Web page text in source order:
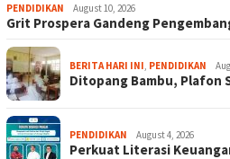
PENDIDIKAN August 10, 2026
Grit Prospera Gandeng
BERITA HARI INI, PENDIDIKAN
Ditopang Bambu, Plafon
PENDIDIKAN August 4, 2026
Perkuat Literasi